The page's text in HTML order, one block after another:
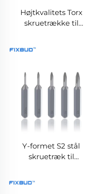
Højtkvalitets Torx
skruetrække til
Y-formet S2 stål
skruetræk til